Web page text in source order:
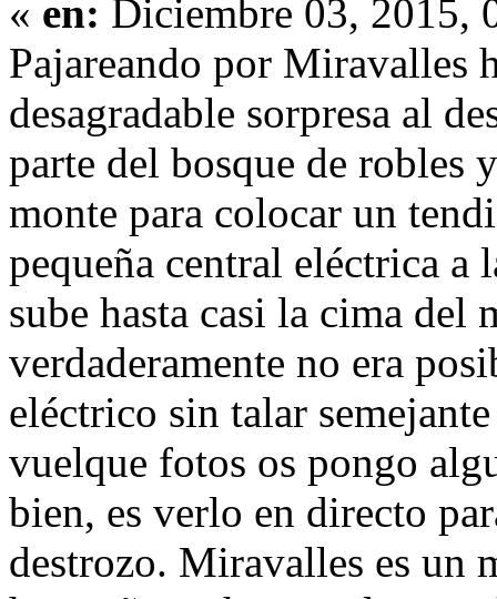
« en: Diciembre 03, 2015,
Pajareando por Miravalles
desagradable sorpresa al
parte del bosque de robles
monte para colocar un
pequeña central eléctrica a
sube hasta casi la cima
verdaderamente no era
eléctrico sin talar
vuelque fotos os pongo
bien, es verlo en directo
destrozo. Miravalles es un